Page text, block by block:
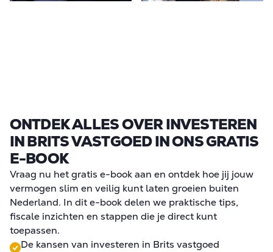
ONTDEK ALLES OVER INVESTEREN
IN BRITS VASTGOED IN ONS GRATIS
E-BOOK
Vraag nu het gratis e-book aan en ontdek hoe jij jouw
vermogen slim en veilig kunt laten groeien buiten
Nederland. In dit e-book delen we praktische tips,
fiscale inzichten en stappen die je direct kunt
toepassen.
De kansen van investeren in Brits vastgoed